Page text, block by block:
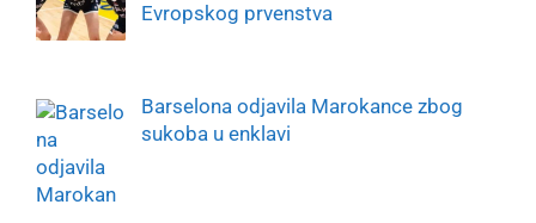
Evropskog prvenstva
Barselona odjavila Marokance zbog
sukoba u enklavi